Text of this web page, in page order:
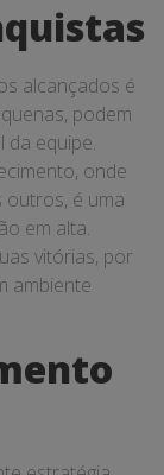
alcançados é
podem
da equipe.
onde
é uma
em alta.
vitórias, por
ambiente